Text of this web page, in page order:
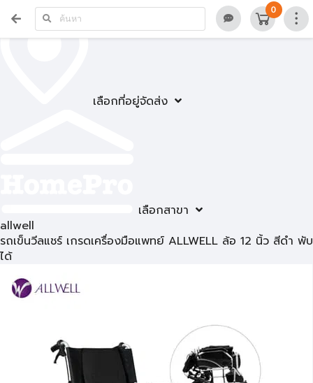
เลือกที่อยู่จัดส่ง
เลือกสาขา
0
allwell
รถเข็นวีลแชร์ เกรดเครื่องมือแพทย์ ALLWELL ล้อ 12 นิ้ว สีดำ พับ
ได้